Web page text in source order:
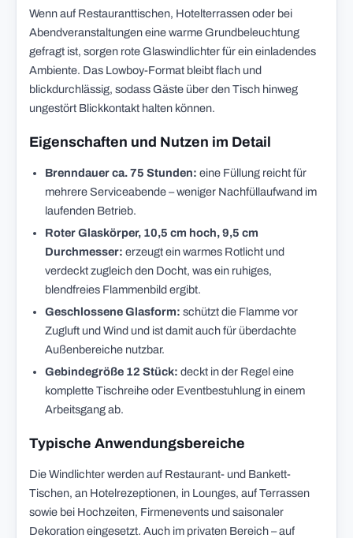
Wenn auf Restauranttischen, Hotelterrassen oder bei
Abendveranstaltungen eine warme Grundbeleuchtung
gefragt ist, sorgen rote Glaswindlichter für ein einladendes
Ambiente. Das Lowboy-Format bleibt flach und
blickdurchlässig, sodass Gäste über den Tisch hinweg
ungestört Blickkontakt halten können.
Eigenschaften und Nutzen im Detail
Brenndauer ca. 75 Stunden: eine Füllung reicht für
mehrere Serviceabende – weniger Nachfüllaufwand im
laufenden Betrieb.
Roter Glaskörper, 10,5 cm hoch, 9,5 cm
Durchmesser: erzeugt ein warmes Rotlicht und
verdeckt zugleich den Docht, was ein ruhiges,
blendfreies Flammenbild ergibt.
Geschlossene Glasform: schützt die Flamme vor
Zugluft und Wind und ist damit auch für überdachte
Außenbereiche nutzbar.
Gebindegröße 12 Stück: deckt in der Regel eine
komplette Tischreihe oder Eventbestuhlung in einem
Arbeitsgang ab.
Typische Anwendungsbereiche
Die Windlichter werden auf Restaurant- und Bankett-
Tischen, an Hotelrezeptionen, in Lounges, auf Terrassen
sowie bei Hochzeiten, Firmenevents und saisonaler
Dekoration eingesetzt. Auch im privaten Bereich – auf